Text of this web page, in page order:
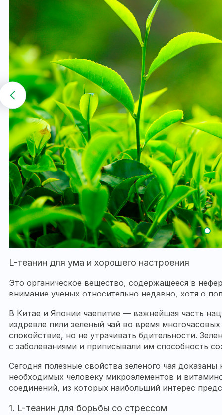
L-теанин для ума и хорошего настроения
Это органическое вещество, содержащееся в
внимание ученых относительно недавно, хотя о
В Китае и Японии чаепитие — важнейшая часть
издревле пили зеленый чай во время
спокойствие, но не утрачивать бдительности.
с заболеваниями и приписывали им способность
Сегодня полезные свойства зеленого чая
необходимых человеку микроэлементов и
соединений, из которых наибольший интерес
1. L-теанин для борьбы со стрессом